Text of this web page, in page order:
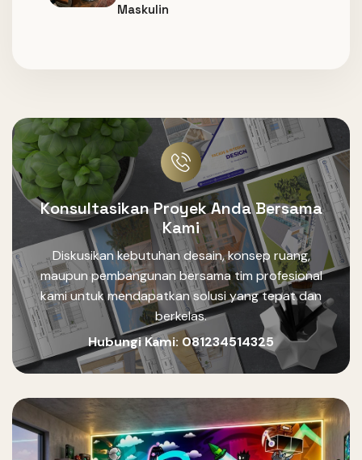
Maskulin
Konsultasikan Proyek Anda Bersama
Kami
Diskusikan kebutuhan desain, konsep ruang,
maupun pembangunan bersama tim profesional
kami untuk mendapatkan solusi yang tepat dan
berkelas.
Hubungi Kami: 081234514325